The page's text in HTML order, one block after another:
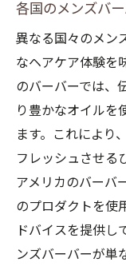
スタイル
バーバ
フスタイ
メンズバー
一面
メンズ
異国の
秘密
現地の
各国のメンズバ
異なる国々のメン
なヘアケア体験を
のバーバーでは、
り豊かなオイルを
ます。これにより
フレッシュさせる
アメリカのバーバ
のプロダクトを使
ドバイスを提供し
ンズバーバーが単